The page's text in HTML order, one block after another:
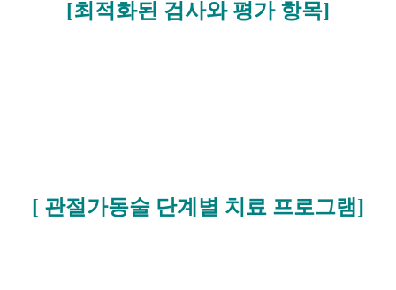
[최적화된 검사와 평가 항목]
[ 관절가동술 단계별 치료 프로그램]